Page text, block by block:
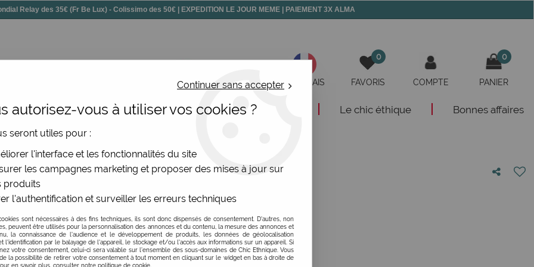
Relay des 35€ (Fr Be Lux) - Colissimo des 50€ | EXPEDITION LE JOUR MEME | PAIEMENT 3X ALMA
FRANÇAIS
0
FAVORIS COMPTE
0
PANIER
Chaussures Bijoux Nouveautés Le chic éthique Bonnes affaires
bleu
Be Chic Bijoux
12,00 €TTC
Continuer sans accepter
autorisez-vous à utiliser vos cookies ?
seront utiles pour :
l'interface et les fonctionnalités du site
les campagnes marketing et proposer des mises à jour sur
produits
l'authentification et surveiller les erreurs techniques
sont nécessaires à des fins techniques, ils sont donc dispensés de consentement. D'autres, non
peuvent être utilisés pour la personnalisation des annonces et du contenu, la mesure des annonces et
la connaissance de l'audience et le développement de produits, les données de géolocalisation
l'identification par le balayage de l'appareil, le stockage et/ou l'accès aux informations sur un appareil. Si
votre consentement, celui-ci sera valable sur l’ensemble des sous-domaines de Chic Ethnique. Vous
la possibilité de retirer votre consentement à tout moment en cliquant sur le widget en bas à droite de
en savoir plus, consulter notre politique de cookie.